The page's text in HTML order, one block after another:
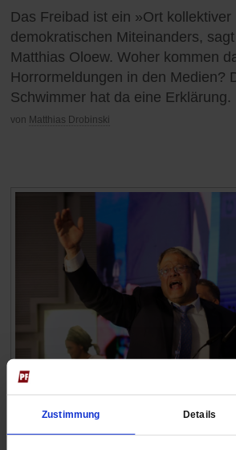
Zustimmung Details
Das Freibad ist ein »Ort
demokratischen Miteinanders,
Matthias Oloew. Woher kommen
Horrormeldungen in den Medien?
Schwimmer hat da eine Erklärung.
von Matthias Drobinski
Moshe Zimmermann über
Von der Demokratie zur